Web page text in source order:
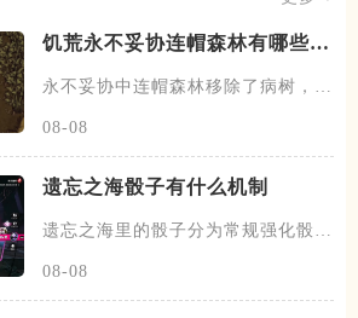
饥荒永不妥协连帽森林有哪些改
永不妥协中连帽森林移除了病树，蛀
08-08
遗忘之海骰子有什么机制
遗忘之海里的骰子分为常规强化骰与
08-08